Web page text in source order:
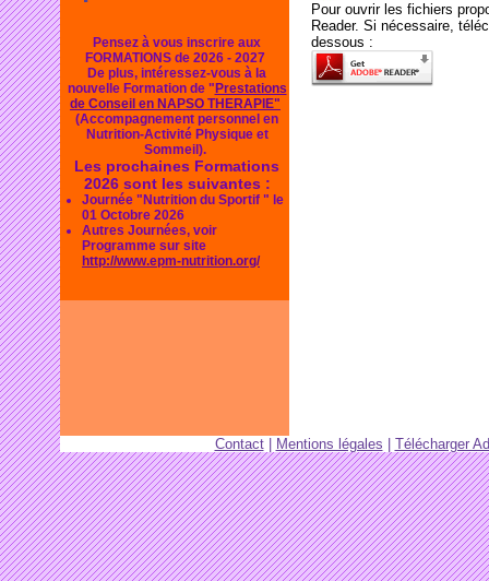
Pensez à vous inscrire aux
FORMATIONS de 2026 - 2027
De plus, intéressez-vous à la
nouvelle Formation de " Prestations
de Conseil en NAPSO THERAPIE"
(Accompagnement personnel en
Nutrition-Activité Physique et
Sommeil).
Les prochaines Formations
2026 sont les suivantes :
Journée "Nutrition du Sportif " le
01 Octobre 2026
Autres Journées, voir
Programme sur site
http://www.epm-nutrition.org/
Pour ouvrir les fichiers
Reader. Si nécessaire,
dessous :
Contact| Mentions légales Télécharger